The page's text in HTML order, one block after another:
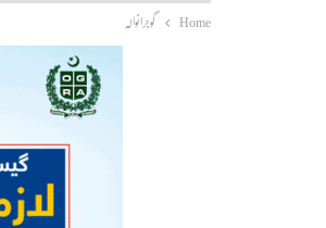
Home گوجرانوالہ